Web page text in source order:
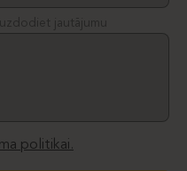
jautājumu
politikai.